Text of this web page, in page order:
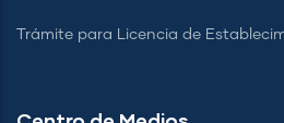
Trámite para Licencia de